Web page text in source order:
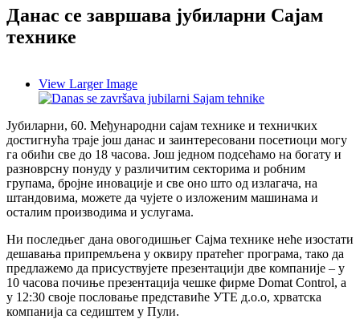
Данас се завршава јубиларни Сајам
технике
View Larger Image
Јубиларни, 60. Међународни сајам технике и техничких
достигнућа траје још данас и заинтересовани посетиоци могу
га обићи све до 18 часова. Још једном подсећамо на богату и
разноврсну понуду у различитим секторима и робним
групама, бројне иновације и све оно што од излагача, на
штандовима, можете да чујете о изложеним машинама и
осталим производима и услугама.
Ни последњег дана овогодишњег Сајма технике неће изостати
дешавања припремљена у оквиру пратећег програма, тако да
предлажемо да присуствујете презентацији две компаније – у
10 часова почиње презентација чешке фирме Domat Control, а
у 12:30 своје пословање представиће УТЕ д.о.о, хрватска
компанија са седиштем у Пули.